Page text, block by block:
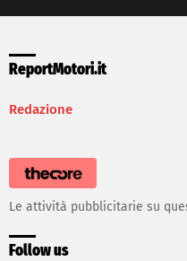
ReportMotori.it
Redazione
Le attività pubblicitarie su
Follow us